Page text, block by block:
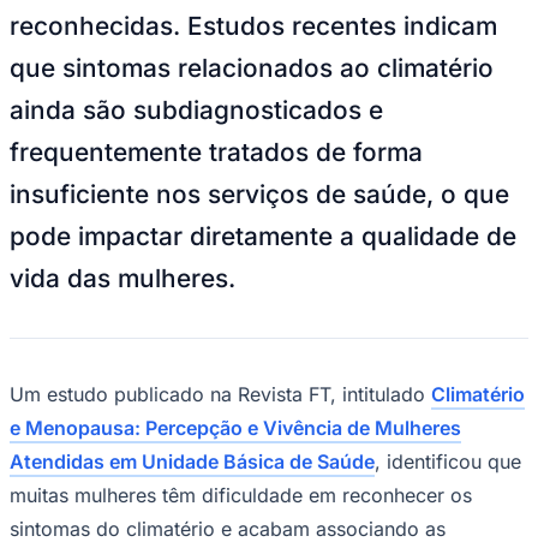
Goiás
reconhecidas. Estudos recentes indicam
que sintomas relacionados ao climatério
ainda são subdiagnosticados e
frequentemente tratados de forma
insuficiente nos serviços de saúde, o que
pode impactar diretamente a qualidade de
vida das mulheres.
Um estudo publicado na Revista FT, intitulado Climatério
e Menopausa: Percepção e Vivência de Mulheres
Atendidas em Unidade Básica de Saúde, identificou que
muitas mulheres têm dificuldade em reconhecer os
sintomas do climatério e acabam associando as